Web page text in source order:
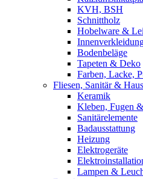
KVH, BSH
Schnittholz
Hobelware &
Bodenbeläge
Tapeten & Deko
Farben, Lacke,
Fliesen, Sanitär &
Keramik
Kleben, Fugen
Sanitärelemente
Badausstattung
Heizung
Elektrogeräte
Lampen &